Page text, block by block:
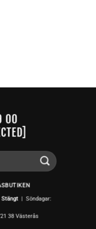
00
Stängt | Söndagar:
38 Västerås